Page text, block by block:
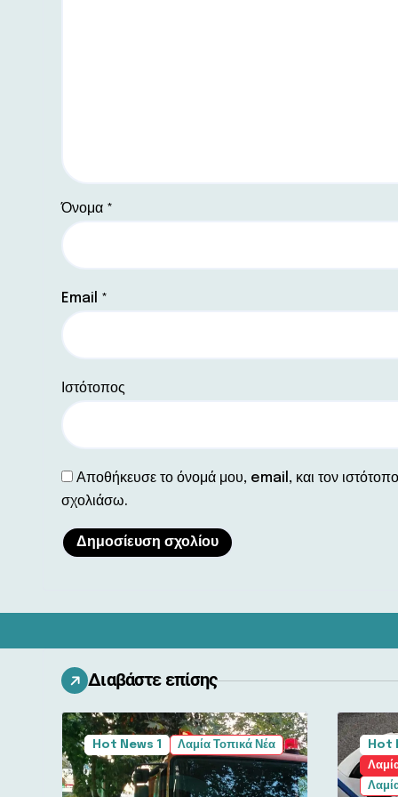
Όνομα *
Email *
Ιστότοπος
Αποθήκευσε το όνομά μου, email, και τον
σχολιάσω.
Διαβάστε επίσης
Hot News 1 Λαμία Τοπικά Νέα
Hot